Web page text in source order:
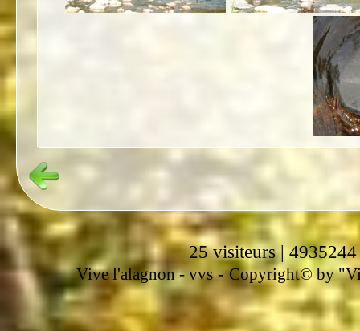
25 visiteurs | 4935244
Vive l'alagnon -vvs-Copyright© by